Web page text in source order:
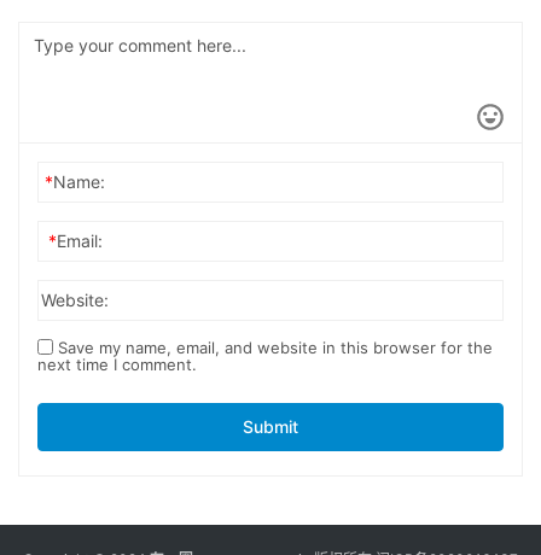
*Name:
*Email:
Website:
Save my name, email, and website in this browser for the
next time I comment.
Submit